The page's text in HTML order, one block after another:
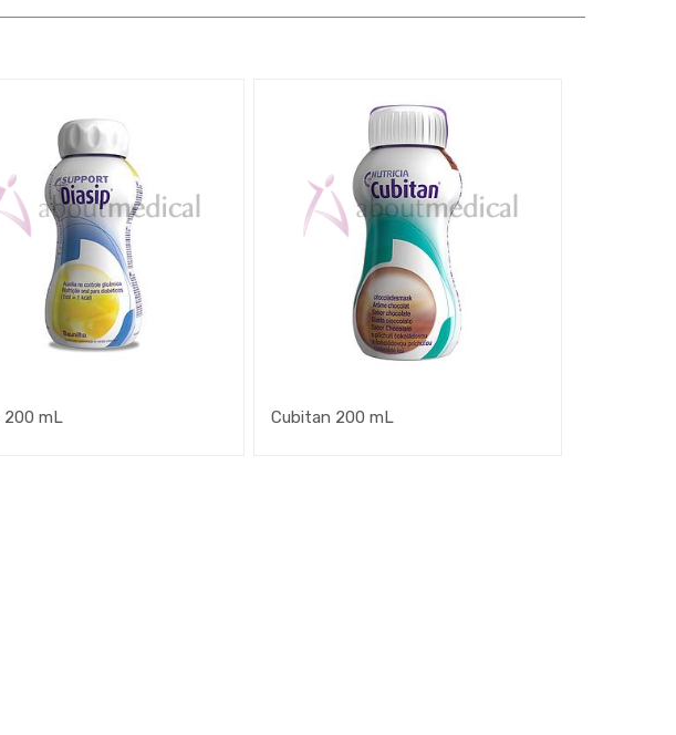
200 mL Cubitan 200 mL